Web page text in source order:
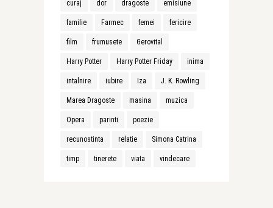
curaj dor dragoste emisiune
familie Farmec femei fericire
film frumusete Gerovital
Harry Potter Harry Potter Friday inima
intalnire iubire Iza J. K. Rowling
Marea Dragoste masina muzica
Opera parinti poezie
recunostinta relatie Simona Catrina
timp tinerete viata vindecare